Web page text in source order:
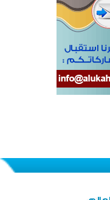
الكريم في أزناكاييف
الشخصية للشباب المسلمين
متسابق